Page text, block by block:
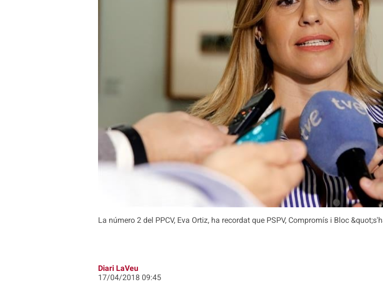
La número 2 del PPCV, Eva Ortiz, ha recordat que PSPV, Compromís i Bloc
Diari LaVeu
17/04/2018 09:45